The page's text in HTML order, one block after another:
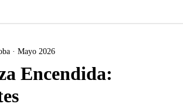
· Mayo 2026
Encendida: